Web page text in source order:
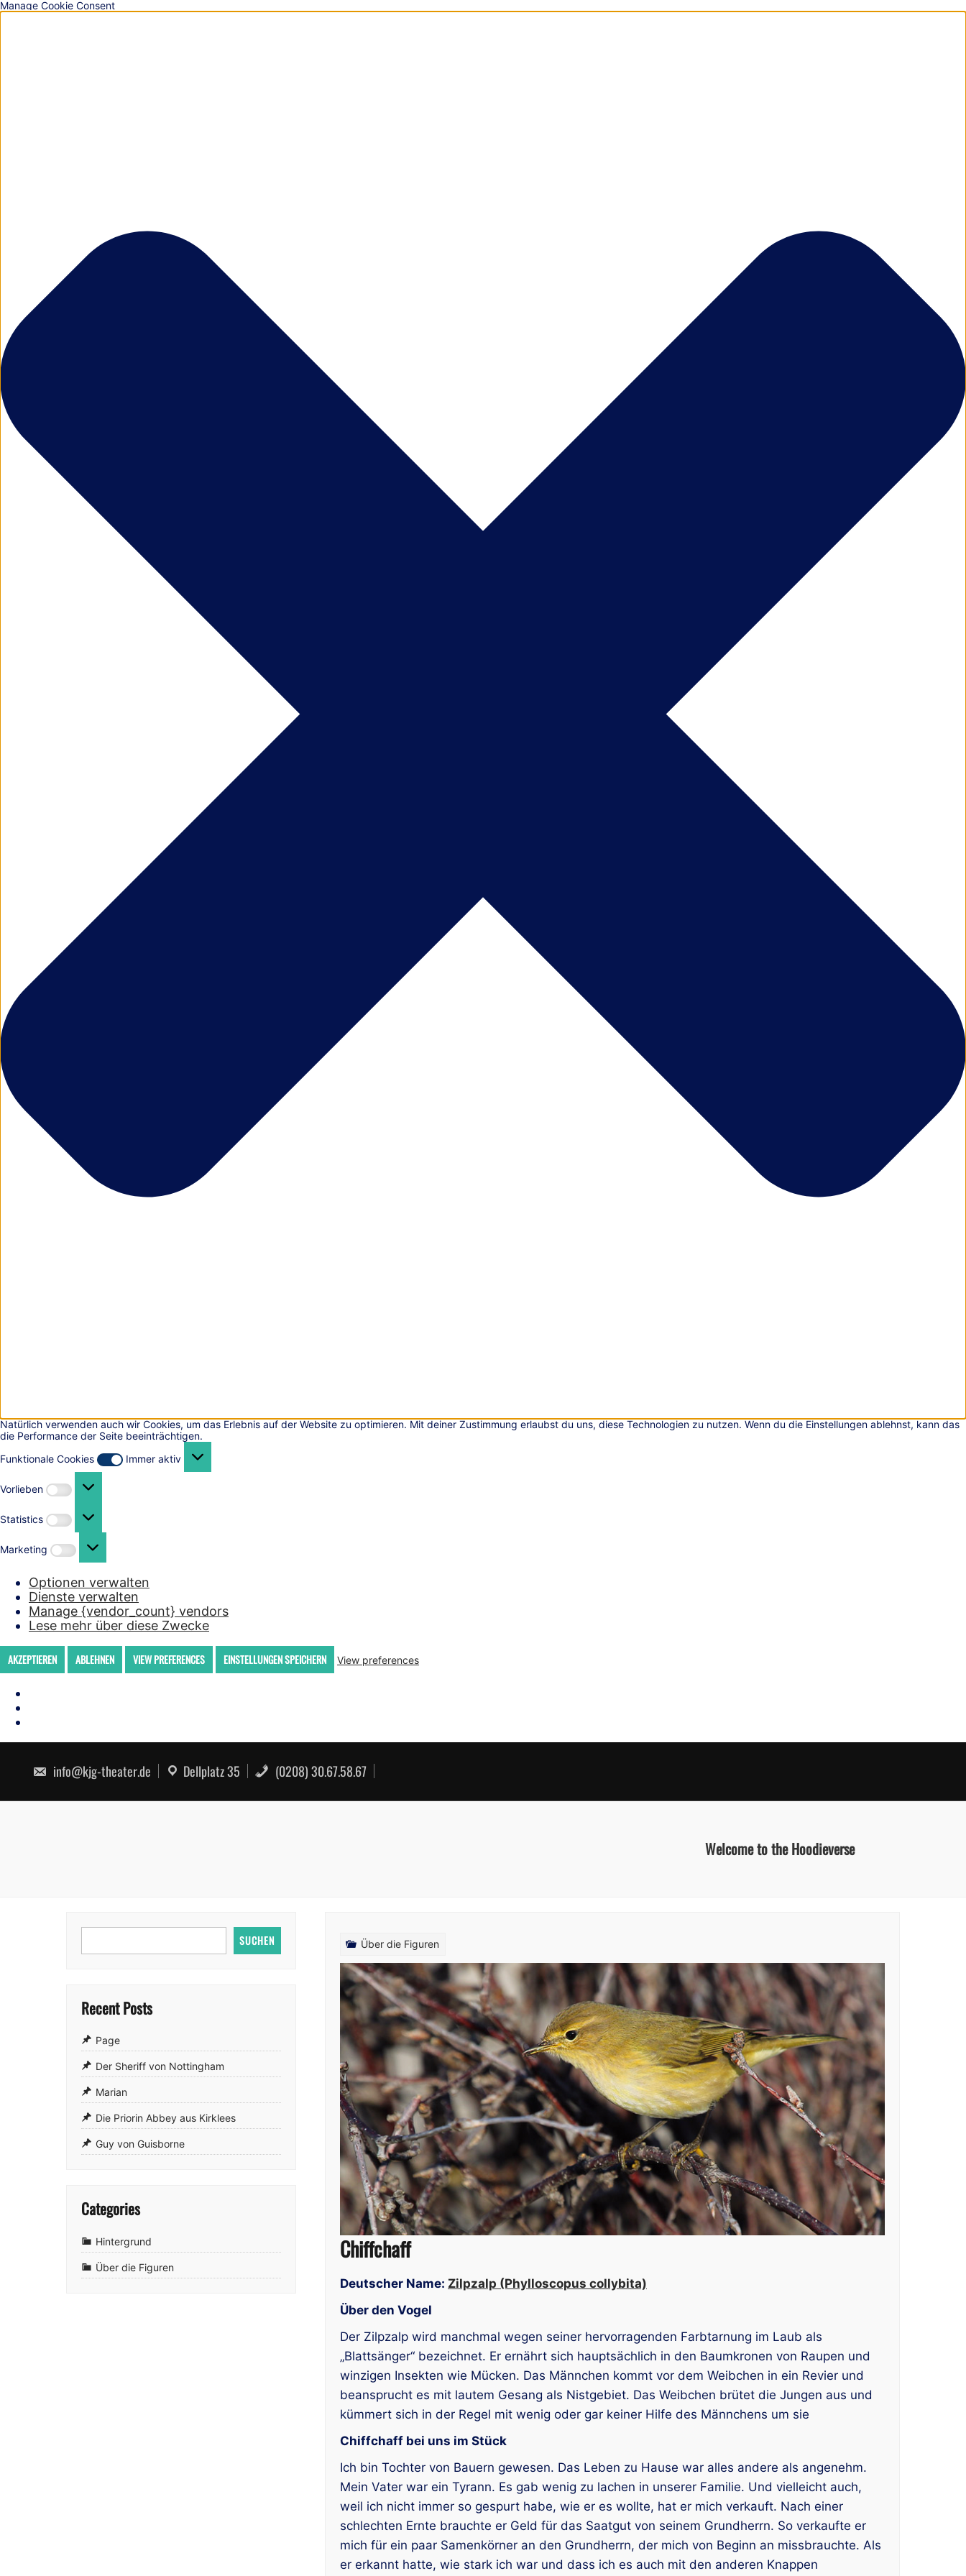
Manage Cookie Consent
Natürlich verwenden auch wir Cookies, um das Erlebnis auf der Website zu optimieren. Mit deiner Zustimmung erlaubst du uns, diese Technologien zu nutzen. Wenn du die Einstellungen ablehnst, kann das
die Performance der Seite beeinträchtigen.
Funktionale Cookies
Cookies
Immer aktiv
Vorlieben
Statistics
Marketing
Optionen verwalten
Dienste verwalten
Manage {vendor_count} vendors
Lese mehr über diese Zwecke
AKZEPTIEREN ABLEHNEN VIEW PREFERENCES EINSTELLUNGEN SPEICHERN View preferences
content
info@kjg-theater.de Dellplatz 35 (0208) 30.67.58.67
Welcome to the Hoodieverse
Über die Figuren
Chiffchaff
Deutscher Name: Zilpzalp (Phylloscopus collybita)
Über den Vogel
Der Zilpzalp wird manchmal wegen seiner hervorragenden Farbtarnung im Laub als
„Blattsänger“ bezeichnet. Er ernährt sich hauptsächlich in den Baumkronen von Raupen und
winzigen Insekten wie Mücken. Das Männchen kommt vor dem Weibchen in ein Revier und
beansprucht es mit lautem Gesang als Nistgebiet. Das Weibchen brütet die Jungen aus und
kümmert sich in der Regel mit wenig oder gar keiner Hilfe des Männchens um sie
Chiffchaff bei uns im Stück
Ich bin Tochter von Bauern gewesen. Das Leben zu Hause war alles andere als angenehm.
Mein Vater war ein Tyrann. Es gab wenig zu lachen in unserer Familie. Und vielleicht auch,
weil ich nicht immer so gespurt habe, wie er es wollte, hat er mich verkauft. Nach einer
schlechten Ernte brauchte er Geld für das Saatgut von seinem Grundherrn. So verkaufte er
mich für ein paar Samenkörner an den Grundherrn, der mich von Beginn an missbrauchte. Als
er erkannt hatte, wie stark ich war und dass ich es auch mit den anderen Knappen
SUCHEN
Recent Posts
Page
Der Sheriff von Nottingham
Marian
Die Priorin Abbey aus Kirklees
Guy von Guisborne
Categories
Hintergrund
Über die Figuren